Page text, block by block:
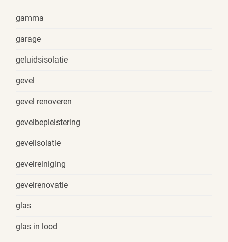
gamma
garage
geluidsisolatie
gevel
gevel renoveren
gevelbepleistering
gevelisolatie
gevelreiniging
gevelrenovatie
glas
glas in lood